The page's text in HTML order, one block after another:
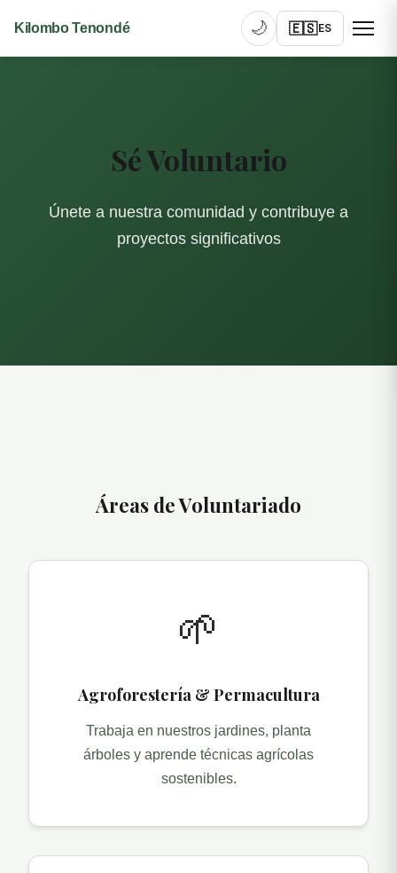
Kilombo Tenondé 🌙 🇪🇸ES
Sé Voluntario
Únete a nuestra comunidad y contribuye a
proyectos significativos
Áreas de Voluntariado
🌱
Agroforestería & Permacultura
Trabaja en nuestros jardines, planta
árboles y aprende técnicas agrícolas
sostenibles.